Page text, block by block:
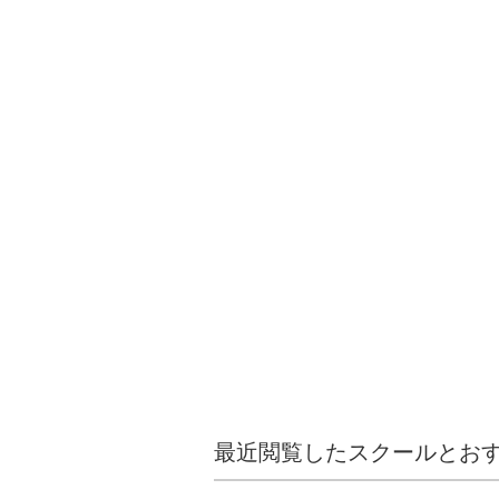
最近閲覧したスクールとお